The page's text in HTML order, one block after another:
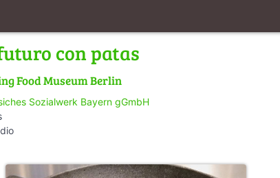
con patas
Food Museum Berlin
Sozialwerk Bayern gGmbH